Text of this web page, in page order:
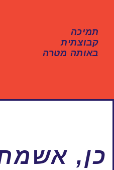
תמיכה
קבוצתית
באותה מטרה
כן,